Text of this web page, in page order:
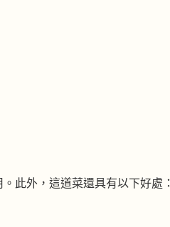
此外，這道菜還具有以下好處：